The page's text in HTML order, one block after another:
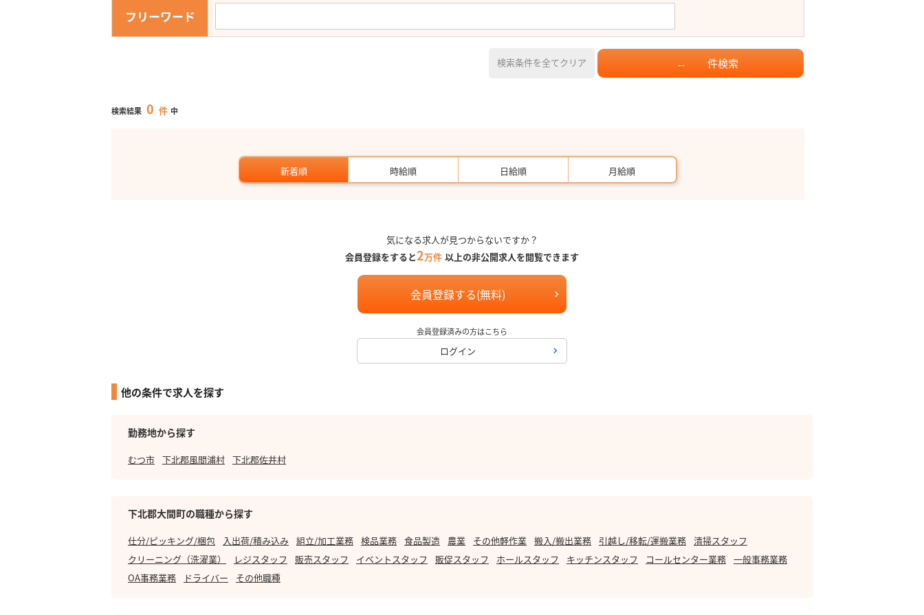
フリーワード
検索条件を全てクリア -- 件検索
検索結果 0 件 中
新着順 時給順 日給順 月給順
気になる求人が見つからないですか？
会員登録をすると2万件 以上の非公開求人を閲覧できます
会員登録する(無料)
会員登録済みの方はこちら
ログイン
他の条件で求人を探す
勤務地から探す
むつ市 下北郡風間浦村 下北郡佐井村
下北郡大間町の職種から探す
仕分/ピッキング/梱包 入出荷/積み込み 組立/加工業務 検品業務 食品製造 農業 その他軽作業 搬入/搬出業務 引越し/移転/運搬業務 清掃スタッフ
クリーニング（洗濯業）
レジスタッフ 販売スタッフ イベントスタッフ 販促スタッフ ホールスタッフ キッチンスタッフ コールセンター業務 一般事務業務
OA事務業務
ドライバー その他職種